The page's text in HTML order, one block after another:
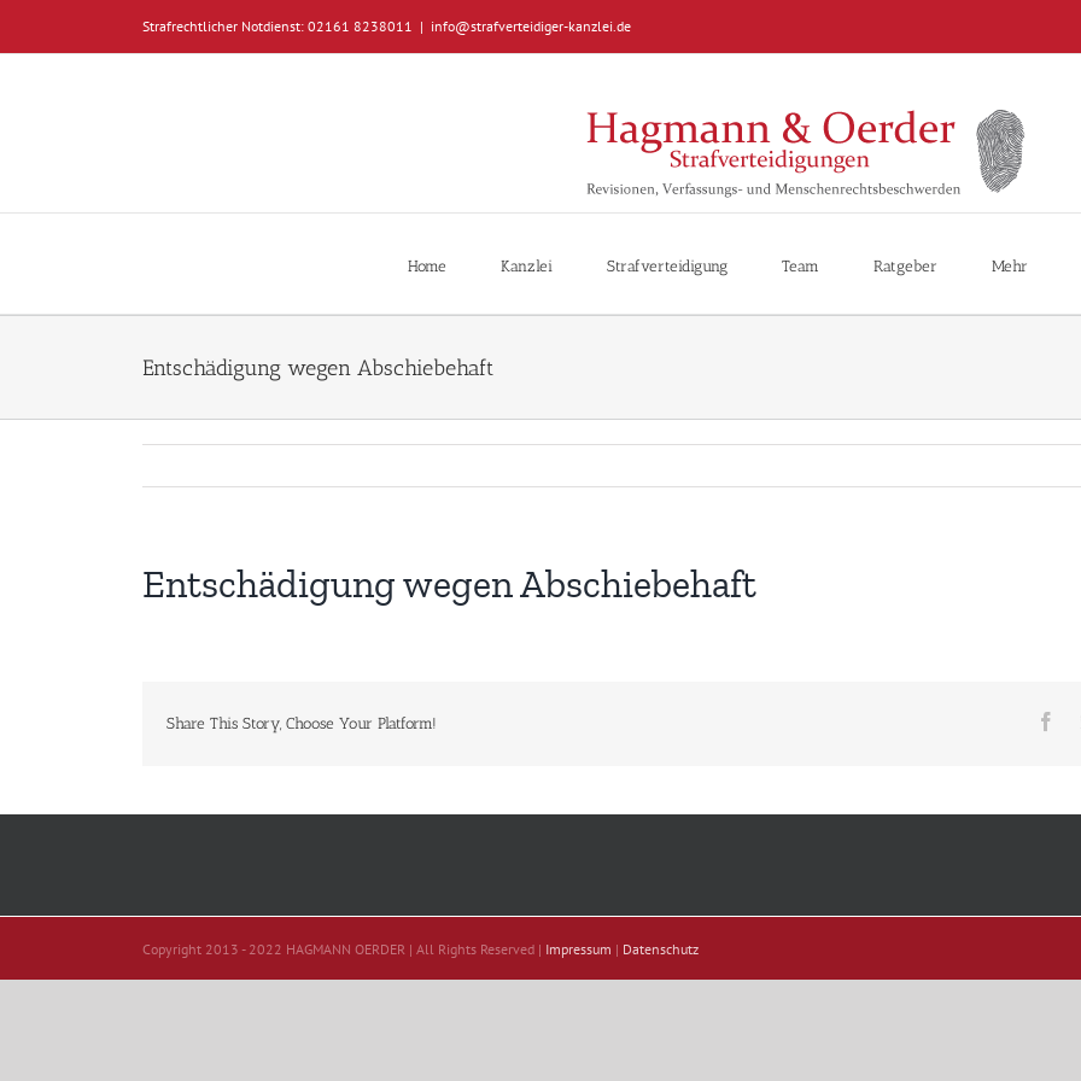
springen
Strafrechtlicher Notdienst: 02161 8238011 | info@strafverteidiger-kanzlei.de
Home Kanzlei Strafverteidigung Team Ratgeber Mehr
Entschädigung wegen Abschiebehaft
Entschädigung wegen Abschiebehaft
Share This Story, Choose Your Platform!
Copyright 2013 - 2022 HAGMANN OERDER | All Rights Reserved | Impressum | Datenschutz